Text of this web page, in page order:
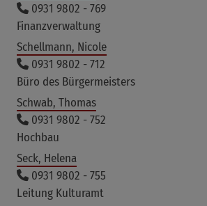
0931 9802 - 769
Finanzverwaltung
Schellmann, Nicole
0931 9802 - 712
Büro des Bürgermeisters
Schwab, Thomas
0931 9802 - 752
Hochbau
Seck, Helena
0931 9802 - 755
Leitung Kulturamt